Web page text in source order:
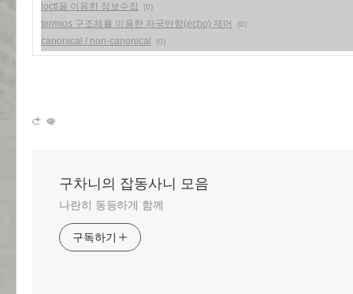
ioctl을 이용한 정보수집 (0)
termios 구조체를 이용한 자국반향(echo) 제어 (0)
canonical / non-canonical (0)
구차니의 잡동사니 모음
나란히 동등하게 함께
구독하기